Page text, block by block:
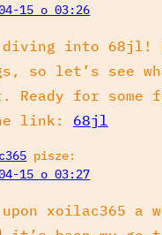
15 o 03:26
into 68jl!
so let’s see
Ready for some
link: 68jl
pisze:
15 o 03:27
upon xoilac365 a